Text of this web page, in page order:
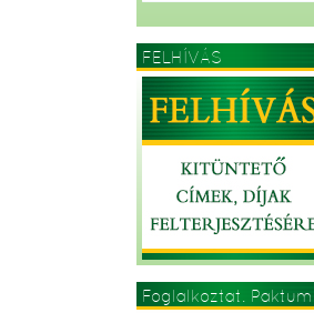
FELHÍVÁS
Foglalkoztat. Paktum